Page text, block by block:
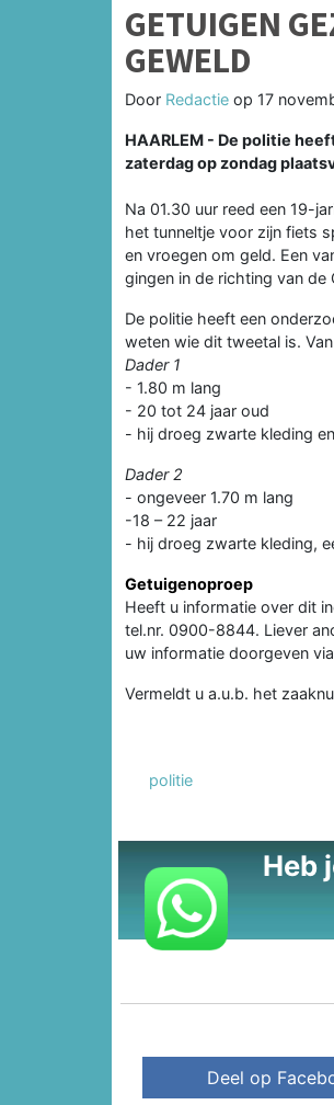
GETUIGEN
GEWELD
Door Redactie op 17
HAARLEM - De politie
zaterdag op zondag
Na 01.30 uur reed een 19-
het tunneltje voor zijn fiets
en vroegen om geld. Een
gingen in de richting van
De politie heeft een
weten wie dit tweetal is.
Dader 1
- 1.80 m lang
- 20 tot 24 jaar oud
- hij droeg zwarte kleding
Dader 2
- ongeveer 1.70 m lang
-18 – 22 jaar
- hij droeg zwarte kleding,
Getuigenoproep
Heeft u informatie over dit
tel.nr. 0900-8844. Liever
uw informatie doorgeven
Vermeldt u a.u.b. het
politie
Heb
Deel op